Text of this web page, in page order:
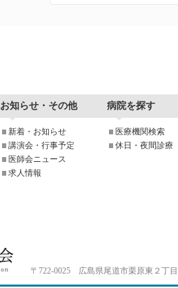
お知らせ・その他 病院を探す
新着・お知らせ
講演会・行事予定
医師会ニュース
求人情報
医療機関検索
休日・夜間診療
〒722-0025 広島県尾道市栗原東２丁